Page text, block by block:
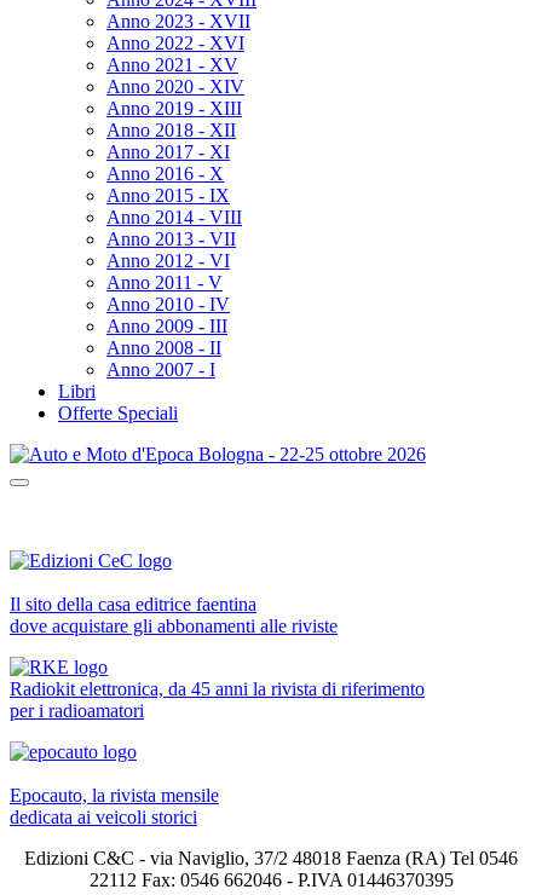
Anno 2023 - XVII
Anno 2022 - XVI
Anno 2021 - XV
Anno 2020 - XIV
Anno 2019 - XIII
Anno 2018 - XII
Anno 2017 - XI
Anno 2016 - X
Anno 2015 - IX
Anno 2014 - VIII
Anno 2013 - VII
Anno 2012 - VI
Anno 2011 - V
Anno 2010 - IV
Anno 2009 - III
Anno 2008 - II
Anno 2007 - I
Libri
Offerte Speciali
Il sito della casa editrice faentina
dove acquistare gli abbonamenti alle riviste
Radiokit elettronica, da 45 anni la rivista di riferimento
per i radioamatori
Epocauto, la rivista mensile
dedicata ai veicoli storici
Edizioni C&C - via Naviglio, 37/2 48018 Faenza (RA) Tel 0546
22112 Fax: 0546 662046 - P.IVA 01446370395